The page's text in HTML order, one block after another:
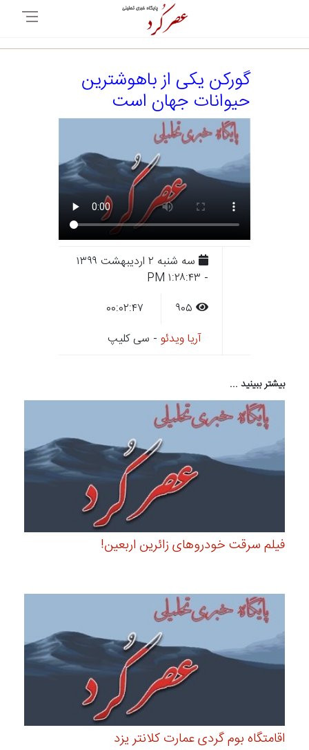
گورکن یکی از باهوشترین
حیوانات جهان است
سه شنبه ۲ ارديبهشت ۱۳۹۹
- ۱:۲۸:۴۳ PM
آریا ویدئو - سی کلیپ
بیشتر ببینید ...
فیلم سرقت خودروهای زائرین اربعین!
اقامتگاه بوم گردی عمارت کلانتر یزد